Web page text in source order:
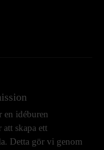
en idéburen
skapa ett
Detta gör vi genom